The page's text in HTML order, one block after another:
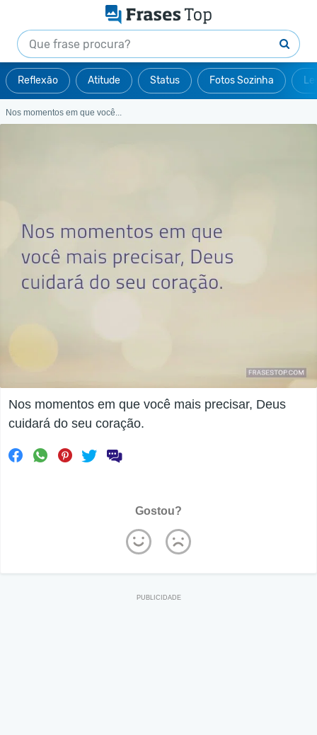
Reflexão Atitude Status Fotos Sozinha
Nos momentos em que você...
Nos momentos em que você mais precisar, Deus
cuidará do seu coração.
Gostou?